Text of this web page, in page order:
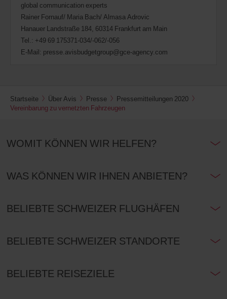
global communication experts
Rainer Fornauf/ Maria Bach/ Almasa Adrovic
Hanauer Landstraße 184, 60314 Frankfurt am Main
Tel.: +49 69 175371-034/-062/-056
E-Mail: presse.avisbudgetgroup@gce-agency.com
Startseite Über Avis Presse
Pressemitteilungen 2020
Vereinbarung zu vernetzten Fahrzeugen
WOMIT KÖNNEN WIR HELFEN?
WAS KÖNNEN WIR IHNEN ANBIETEN?
BELIEBTE SCHWEIZER FLUGHÄFEN
BELIEBTE SCHWEIZER STANDORTE
BELIEBTE REISEZIELE